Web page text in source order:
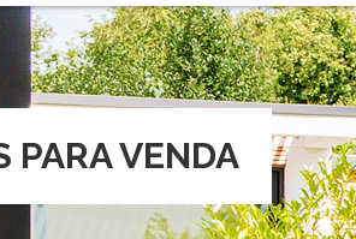
PARA VENDA